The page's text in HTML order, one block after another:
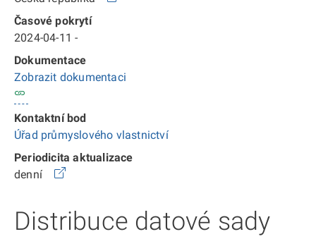
Časové pokrytí
2024-04-11 -
Dokumentace
Zobrazit dokumentaci
Kontaktní bod
Úřad průmyslového vlastnictví
Periodicita aktualizace
denní
Distribuce datové sady